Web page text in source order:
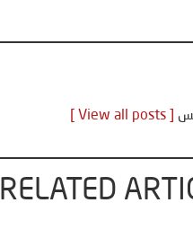
[ View all posts ]
RELATED